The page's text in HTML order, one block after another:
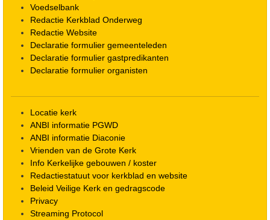
Voedselbank
Redactie Kerkblad Onderweg
Redactie Website
Declaratie formulier gemeenteleden
Declaratie formulier gastpredikanten
Declaratie formulier organisten
Locatie kerk
ANBI informatie PGWD
ANBI informatie Diaconie
Vrienden van de Grote Kerk
Info Kerkelijke gebouwen / koster
Redactiestatuut voor kerkblad en website
Beleid Veilige Kerk en gedragscode
Privacy
Streaming Protocol